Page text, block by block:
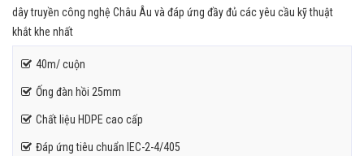
dây truyền công nghệ Châu Âu và đáp ứng đầy đủ các yêu cầu kỹ thuật
khắt khe nhất
40m/ cuộn
Ống đàn hồi 25mm
Chất liệu HDPE cao cấp
Đáp ứng tiêu chuẩn IEC-2-4/405